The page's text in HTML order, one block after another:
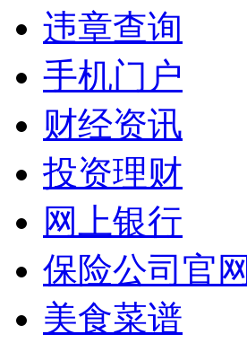
违章查询
手机门户
财经资讯
投资理财
网上银行
保险公司官网
美食菜谱